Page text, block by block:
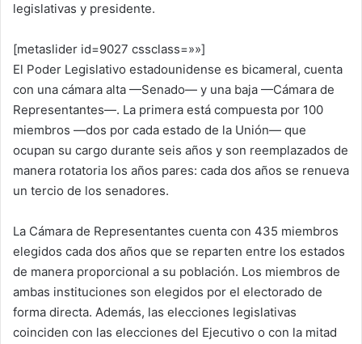
legislativas y presidente.
[metaslider id=9027 cssclass=»»]
El Poder Legislativo estadounidense es bicameral, cuenta
con una cámara alta —Senado— y una baja —Cámara de
Representantes—. La primera está compuesta por 100
miembros —dos por cada estado de la Unión— que
ocupan su cargo durante seis años y son reemplazados de
manera rotatoria los años pares: cada dos años se renueva
un tercio de los senadores.
La Cámara de Representantes cuenta con 435 miembros
elegidos cada dos años que se reparten entre los estados
de manera proporcional a su población. Los miembros de
ambas instituciones son elegidos por el electorado de
forma directa. Además, las elecciones legislativas
coinciden con las elecciones del Ejecutivo o con la mitad